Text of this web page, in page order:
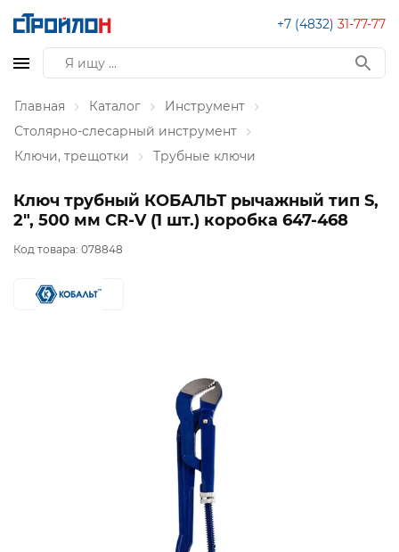
+7 (4832) 31-77-77
Главная Каталог
Инструмент
Столярно-слесарный инструмент
Ключи, трещотки
Трубные ключи
Ключ трубный КОБАЛЬТ рычажный тип S,
2", 500 мм CR-V (1 шт.) коробка 647-468
Код товара: 078848